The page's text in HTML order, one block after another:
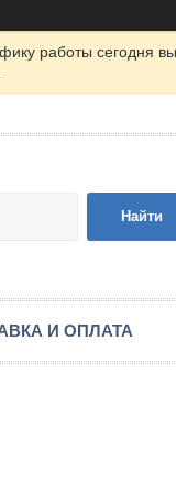
работы сегодня
Найти
И ОПЛАТА